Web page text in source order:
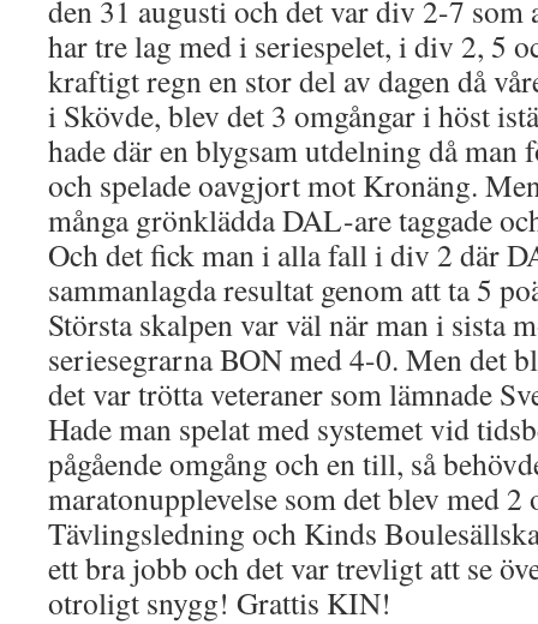
den 31 augusti och det var div 2-7
har tre lag med i seriespelet, i div 2, 5
kraftigt regn en stor del av dagen då
i Skövde, blev det 3 omgångar i höst
hade där en blygsam utdelning då man
och spelade oavgjort mot Kronäng.
många grönklädda DAL-are taggade
Och det fick man i alla fall i div 2 där
sammanlagda resultat genom att ta 5
Största skalpen var väl när man i sista
seriesegrarna BON med 4-0. Men det
det var trötta veteraner som lämnade
Hade man spelat med systemet vid
pågående omgång och en till, så
maratonupplevelse som det blev med 2
Tävlingsledning och Kinds
ett bra jobb och det var trevligt att se
otroligt snygg! Grattis KIN!